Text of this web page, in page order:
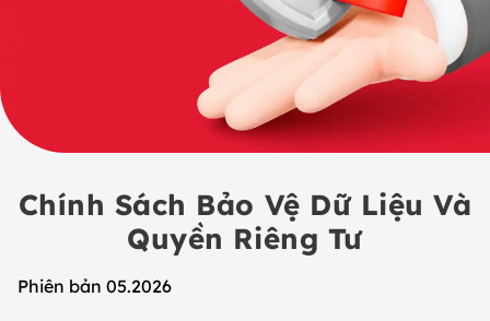
Chính Sách Bảo Vệ Dữ Liệu Và
Quyền Riêng Tư
Phiên bản 05.2026